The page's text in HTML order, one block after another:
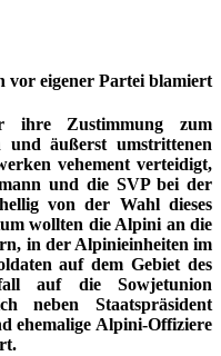
vor eigener Partei blamiert
ihre Zustimmung zum
äußerst umstrittenen
vehement verteidigt,
und die SVP bei der
von der Wahl dieses
wollten die Alpini an die
in der Alpinieinheiten im
auf dem Gebiet des
auf die Sowjetunion
neben Staatspräsident
ehemalige Alpini-Offiziere